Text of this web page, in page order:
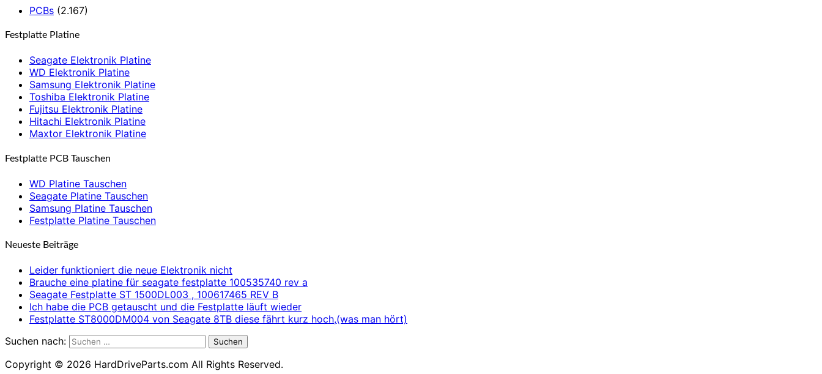
PCBs (2.167)
Festplatte Platine
Seagate Elektronik Platine
WD Elektronik Platine
Samsung Elektronik Platine
Toshiba Elektronik Platine
Fujitsu Elektronik Platine
Hitachi Elektronik Platine
Maxtor Elektronik Platine
Festplatte PCB Tauschen
WD Platine Tauschen
Seagate Platine Tauschen
Samsung Platine Tauschen
Festplatte Platine Tauschen
Neueste Beiträge
Leider funktioniert die neue Elektronik nicht
Brauche eine platine für seagate festplatte 100535740 rev a
Seagate Festplatte ST 1500DL003 , 100617465 REV B
Ich habe die PCB getauscht und die Festplatte läuft wieder
Festplatte ST8000DM004 von Seagate 8TB diese fährt kurz hoch,(was man hört)
Suchen nach:
Suchen
Copyright © 2026 HardDriveParts.com All Rights Reserved.